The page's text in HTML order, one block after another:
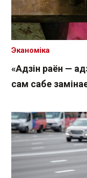
«Адзін раён —
сам сабе
Эканоміка